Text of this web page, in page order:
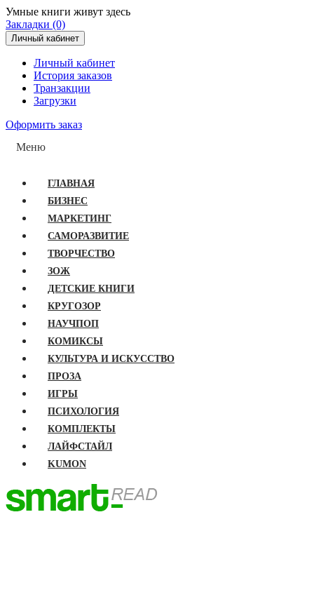
Умные книги живут здесь
Закладки (0)
Личный кабинет
Личный кабинет
История заказов
Транзакции
Загрузки
Оформить заказ
Меню
ГЛАВНАЯ
БИЗНЕС
МАРКЕТИНГ
САМОРАЗВИТИЕ
ТВОРЧЕСТВО
ЗОЖ
ДЕТСКИЕ КНИГИ
КРУГОЗОР
НАУЧПОП
КОМИКСЫ
КУЛЬТУРА И ИСКУССТВО
ПРОЗА
ИГРЫ
ПСИХОЛОГИЯ
КОМПЛЕКТЫ
ЛАЙФСТАЙЛ
KUMON